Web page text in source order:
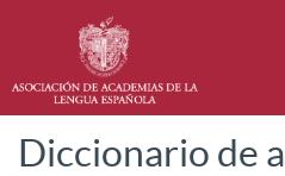
Diccionario de